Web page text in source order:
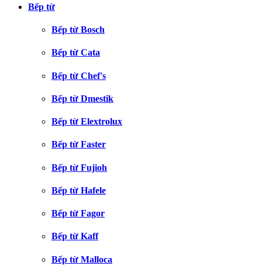
Bếp từ
Bếp từ Bosch
Bếp từ Cata
Bếp từ Chef's
Bếp từ Dmestik
Bếp từ Elextrolux
Bếp từ Faster
Bếp từ Fujioh
Bếp từ Hafele
Bếp từ Fagor
Bếp từ Kaff
Bếp từ Malloca